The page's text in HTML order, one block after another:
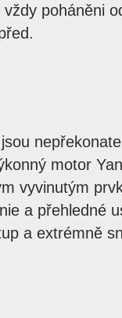
poháněni
motor
vyvinutým
a přehledné
a extrémně